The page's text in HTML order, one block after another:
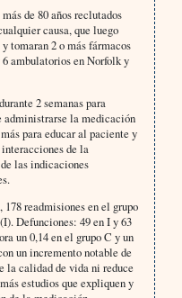
de 80 años reclutados
causa, que luego
tomaran 2 o más fármacos
ambulatorios en Norfolk y
2 semanas para
administrarse la medicación
para educar al paciente y
de la
las indicaciones
178 readmisiones en el grupo
Defunciones: 49 en I y 63
un 0,14 en el grupo C y un
un incremento notable de
la calidad de vida ni reduce
estudios que expliquen y